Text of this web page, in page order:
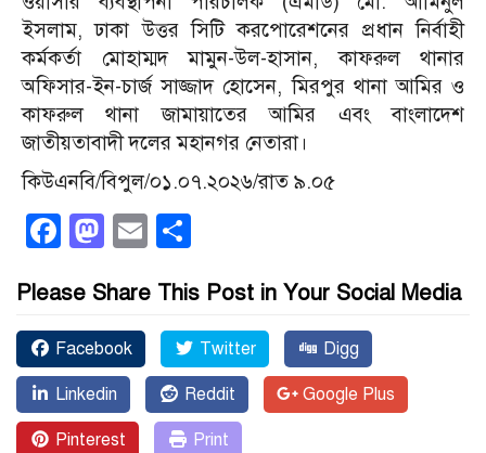
ইসলাম, ঢাকা উত্তর সিটি করপোরেশনের প্রধান নির্বাহী
কর্মকর্তা মোহাম্মদ মামুন-উল-হাসান, কাফরুল থানার
অফিসার-ইন-চার্জ সাজ্জাদ হোসেন, মিরপুর থানা আমির ও
কাফরুল থানা জামায়াতের আমির এবং বাংলাদেশ
জাতীয়তাবাদী দলের মহানগর নেতারা।
কিউএনবি/বিপুল/০১.০৭.২০২৬/রাত ৯.০৫
Facebook
Mastodon
Email
Please Share This Post in Your Social Media
Facebook Twitter Digg
Linkedin Reddit Google Plus
Pinterest Print